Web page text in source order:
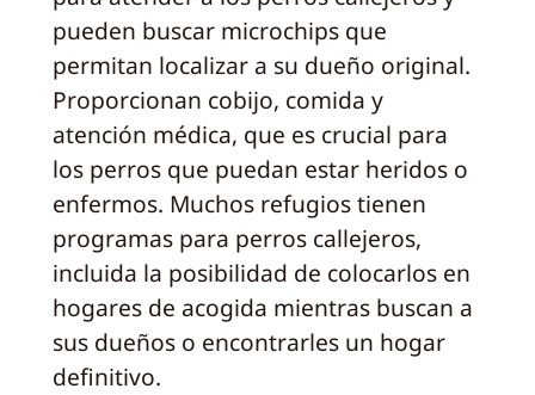
pueden buscar microchips que
permitan localizar a su dueño original.
Proporcionan cobijo, comida y
atención médica, que es crucial para
los perros que puedan estar heridos o
enfermos. Muchos refugios tienen
programas para perros callejeros,
incluida la posibilidad de colocarlos en
hogares de acogida mientras buscan a
sus dueños o encontrarles un hogar
definitivo.